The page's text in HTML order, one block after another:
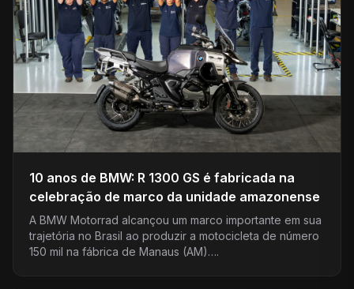
10 anos de BMW: R 1300 GS é fabricada na
celebração de marco da unidade amazonense
A BMW Motorrad alcançou um marco importante em sua
trajetória no Brasil ao produzir a motocicleta de número
150 mil na fábrica de Manaus (AM)….